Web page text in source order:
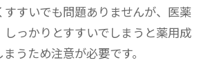
すすいでも問題ありませんが、医薬
っかりとすすいでしまうと薬用成
うため注意が必要です。